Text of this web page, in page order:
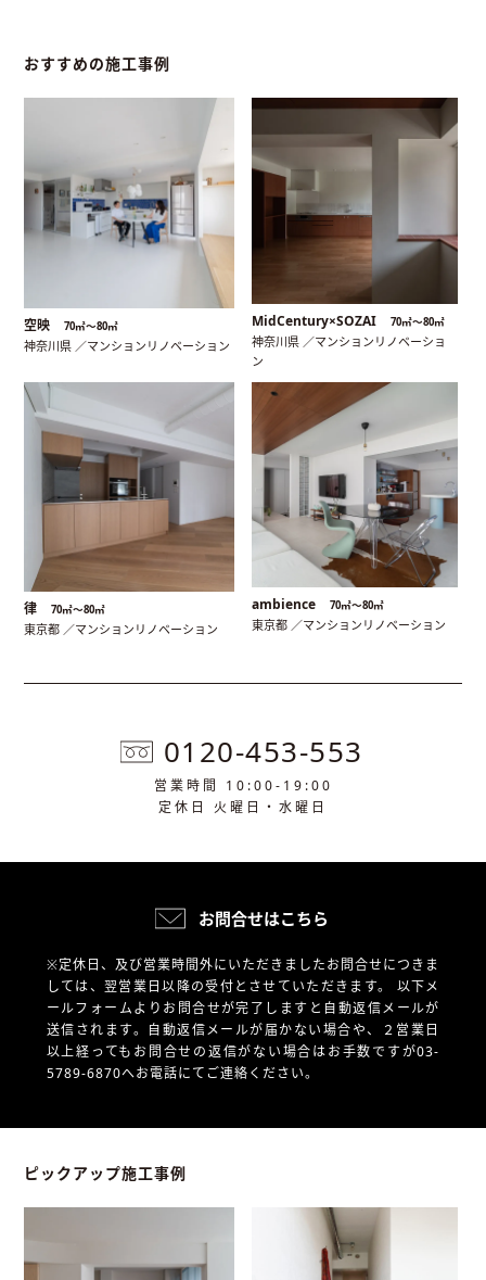
おすすめの施工事例
空映 70㎡〜80㎡
神奈川県 ／マンションリノベーション
MidCentury×SOZAI 70㎡〜80㎡
神奈川県 ／マンションリノベーショ
ン
律 70㎡〜80㎡
東京都 ／マンションリノベーション
ambience 70㎡〜80㎡
東京都 ／マンションリノベーション
0120-453-553
営業時間 10:00-19:00
定休日 火曜日・水曜日
お問合せはこちら
※定休日、及び営業時間外にいただきましたお問合せにつきま
しては、翌営業日以降の受付とさせていただきます。 以下メ
ールフォームよりお問合せが完了しますと自動返信メールが
送信されます。自動返信メールが届かない場合や、
２営業日
以上経ってもお問合せの返信がない場合はお手数ですが03-
5789-6870へお電話にてご連絡ください。
ピックアップ施工事例